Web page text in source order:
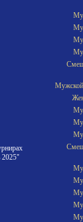
2025"
Мужской